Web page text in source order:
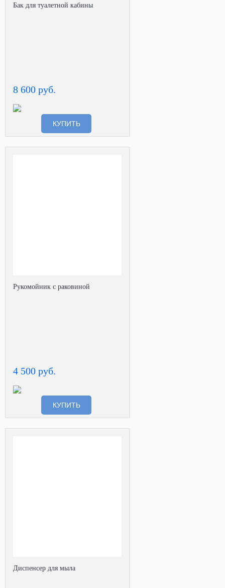
Бак для туалетной кабины
8 600 руб.
КУПИТЬ
Рукомойник с раковиной
4 500 руб.
КУПИТЬ
Диспенсер для мыла